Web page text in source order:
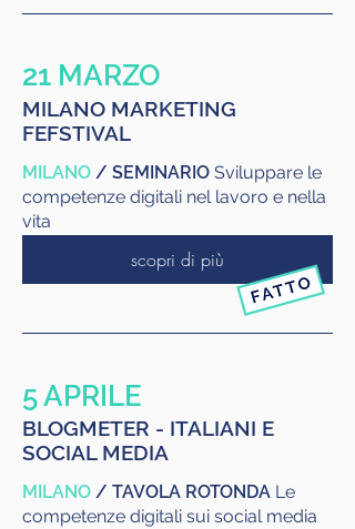
21 MARZO
MILANO MARKETING
FEFSTIVAL
MILANO / SEMINARIO Sviluppare le
competenze digitali nel lavoro e nella
vita
scopri di più
5 APRILE
BLOGMETER - ITALIANI E
SOCIAL MEDIA
MILANO / TAVOLA ROTONDA Le
competenze digitali sui social media